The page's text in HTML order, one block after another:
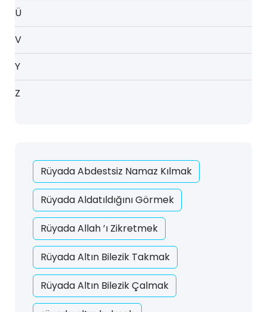
Ü
V
Y
Z
Rüyada Abdestsiz Namaz Kılmak
Rüyada Aldatıldığını Görmek
Rüyada Allah ’ı Zikretmek
Rüyada Altın Bilezik Takmak
Rüyada Altın Bilezik Çalmak